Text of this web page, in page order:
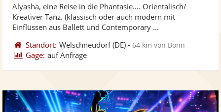
Alyasha, eine Reise in die Phantasie…. Orientalisch/
Kreativer Tanz. (klassisch oder auch modern mit
Einflüssen aus Ballett und Contemporary ...
Standort: Welschneudorf(DE) -64 km von Bonn
Gage: auf Anfrage